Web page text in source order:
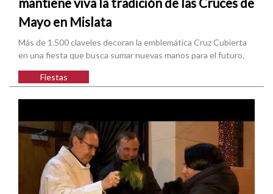
Mayo en Mislata
Más de 1.500 claveles decoran la emblemática Cruz Cubierta
en una fiesta que busca sumar nuevas manos para el futuro.
Fiestas